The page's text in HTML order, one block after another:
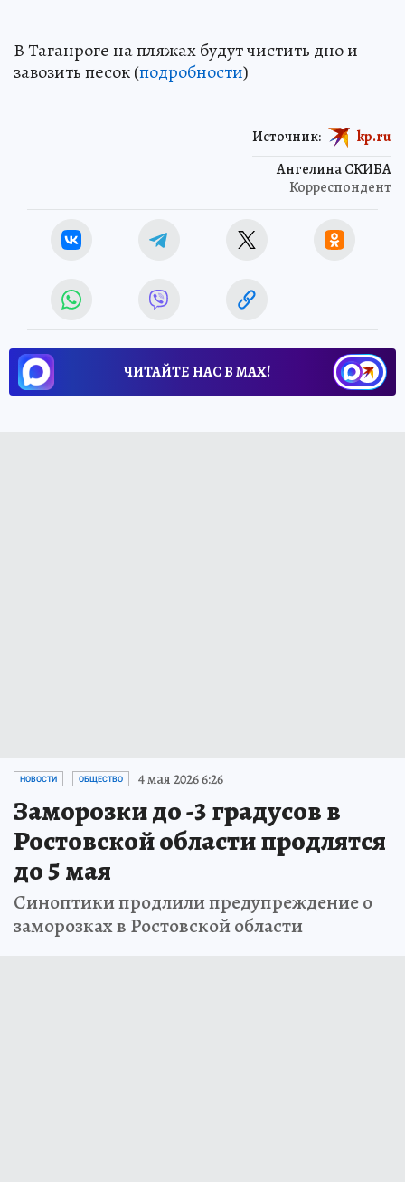
В Таганроге на пляжах будут чистить дно и
завозить песок (подробности)
Ангелина СКИБА
Корреспондент
Источник: kp.ru
ЧИТАЙТЕ НАС В МАХ!
НОВОСТИ ОБЩЕСТВО 4 мая 2026 6:26
Заморозки до -3 градусов в
Ростовской области продлятся
до 5 мая
Синоптики продлили предупреждение о
заморозках в Ростовской области